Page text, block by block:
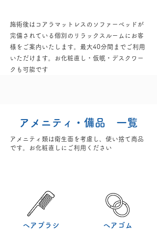
施術後はコアラマットレスのソファーベッドが
完備されている個別のリラックスルームにお客
様をご案内いたします。最大40分間までご利用
いただけます。お化粧直し・仮眠・デスクワー
クも可能です
​アメニティ​・備品 一覧
​アメニティ類は衛生面を考慮し、使い捨て商品
です。お化粧直しにご利用ください
​ヘアブラシ ​ヘアゴム